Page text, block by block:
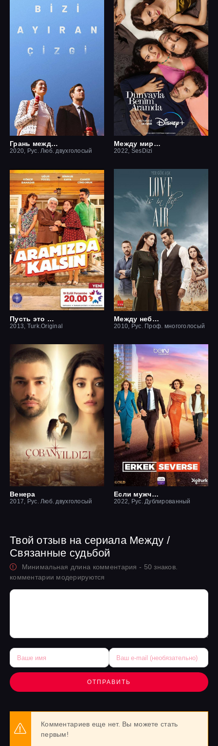
Грань между нами
2020, Рус. Люб. двухголосый
Между миром и мной
2022, SesDizi
Пусть это останется между нами
2013, Turk.Original
Между небом и землей / Небесная любовь
2010, Рус. Проф. многоголосый
Венера
2017, Рус. Люб. двухголосый
Если мужчина влюблен
2022, Рус. Дублированный
Твой отзыв на сериала Между /
Связанные судьбой
Минимальная длина комментария - 50 знаков.
комментарии модерируются
ОТПРАВИТЬ
Комментариев еще нет. Вы можете стать
первым!